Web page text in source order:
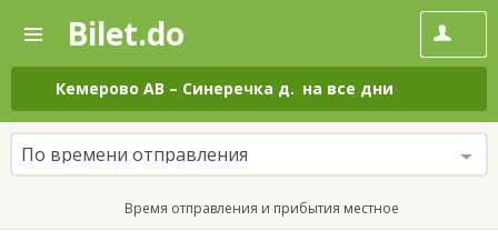
—
Поиск
и
покупка
билетов
на
автобус
онлайн
Bilet.do
Кемерово АВ – Синеречка д. на все дни
По времени отправления
Время отправления и прибытия местное